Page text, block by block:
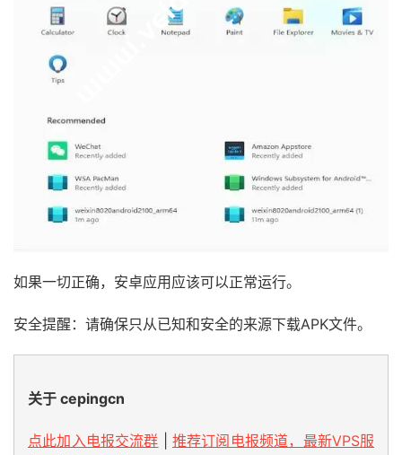
如果一切正确，安卓应用应该可以正常运行。
安全提醒：请确保只从已知和安全的来源下载APK文件。
关于 cepingcn
点此加入电报交流群
推荐订阅电报频道，最新VPS服